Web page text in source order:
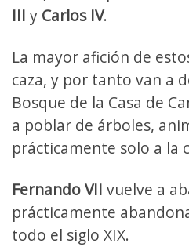
III y Carlos IV.
La mayor afición de
caza, y por tanto van a
Bosque de la Casa de
a poblar de árboles,
prácticamente solo a la
Fernando VII vuelve a
prácticamente
todo el siglo XIX.